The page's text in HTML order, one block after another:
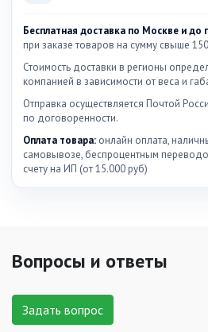
Бесплатная доставка по Москве и до
при заказе товаров на сумму свыше
Стоимость доставки в регионы
компанией в зависимости от веса и
Отправка осуществляется Почтой
по договоренности.
Оплата товара: онлайн оплата,
самовывозе, беспроцентным
счету на ИП (от 15.000 руб)
Вопросы и ответы
Задать вопрос